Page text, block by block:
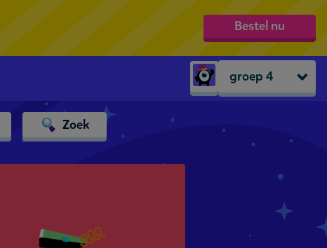
Bestel nu
groep 4
groep 1
groep 4
Zoek